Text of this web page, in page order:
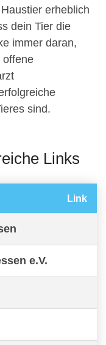
erheblich
dein Tier die
immer daran,
offene
sind.
Links
Link
e.V.